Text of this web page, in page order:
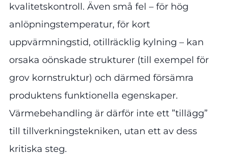
kvalitetskontroll. Även små fel – för hög
anlöpningstemperatur, för kort
uppvärmningstid, otillräcklig kylning – kan
orsaka oönskade strukturer (till exempel för
grov kornstruktur) och därmed försämra
produktens funktionella egenskaper.
Värmebehandling är därför inte ett ”tillägg”
till tillverkningstekniken, utan ett av dess
kritiska steg.